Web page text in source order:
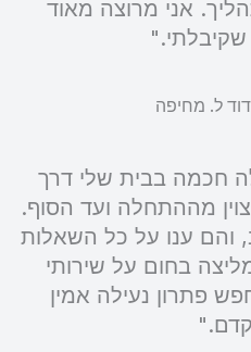
אני מרוצה מאוד
דוד ל. מחיפה
חכמה בבית שלי דרך
מההתחלה ועד הסוף.
והם ענו על כל השאלות
בחום על שירותי
פתרון נעילה אמין